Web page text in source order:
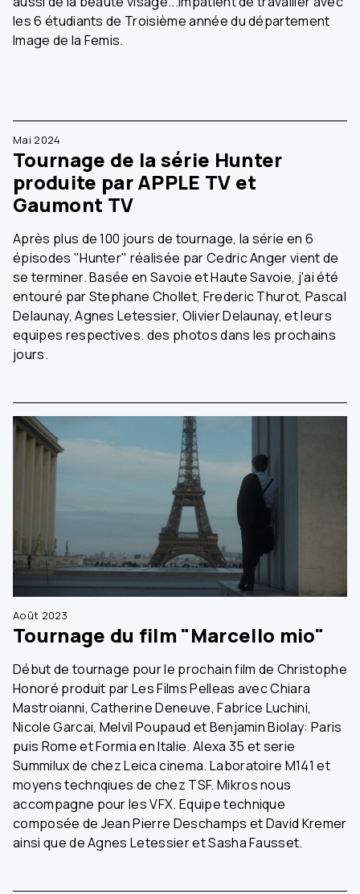
les 6 étudiants de Troisième année du département
Image de la Femis.
Mai 2024
Tournage de la série Hunter
produite par APPLE TV et
Gaumont TV
Après plus de 100 jours de tournage, la série en 6
épisodes "Hunter" réalisée par Cedric Anger vient de
se terminer. Basée en Savoie et Haute Savoie, j'ai été
entouré par Stephane Chollet, Frederic Thurot, Pascal
Delaunay, Agnes Letessier, Olivier Delaunay, et leurs
equipes respectives. des photos dans les prochains
jours.
Août 2023
Tournage du film "Marcello mio"
Début de tournage pour le prochain film de Christophe
Honoré produit par Les Films Pelleas avec Chiara
Mastroianni, Catherine Deneuve, Fabrice Luchini,
Nicole Garcai, Melvil Poupaud et Benjamin Biolay: Paris
puis Rome et Formia en Italie. Alexa 35 et serie
Summilux de chez Leica cinema. Laboratoire M141 et
moyens technqiues de chez TSF. Mikros nous
accompagne pour les VFX. Equipe technique
composée de Jean Pierre Deschamps et David Kremer
ainsi que de Agnes Letessier et Sasha Fausset.